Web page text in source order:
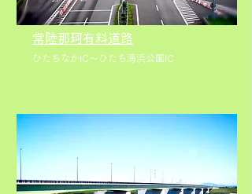
常陸那珂有料道路
ひたちなかIC～ひたち海浜公園IC